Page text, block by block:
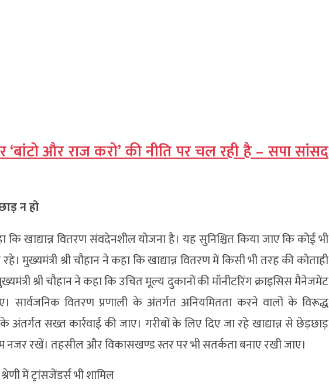
‘बांटो और राज करो’ की नीति पर चल रही है – सपा सांसद
न हो
कि खाद्यान्न वितरण संवदेनशील योजना है। यह सुनिश्चित किया जाए कि कोई भी
मुख्यमंत्री श्री चौहान ने कहा कि खाद्यान्न वितरण में किसी भी तरह की कोताही
श्री चौहान ने कहा कि उचित मूल्य दुकानों की मॉनीटरिंग क्राइसिस मैनेजमेंट
सार्वजनिक वितरण प्रणाली के अंतर्गत अनियमितता करने वालों के विरूद्ध
अंतर्गत सख्त कार्रवाई की जाए। गरीबों के लिए दिए जा रहे खाद्यान्न से छेड़छाड़
रखें। तहसील और विकासखण्ड स्तर पर भी सतर्कता बनाए रखी जाए।
में ट्रांसजेंडर्स भी शामिल